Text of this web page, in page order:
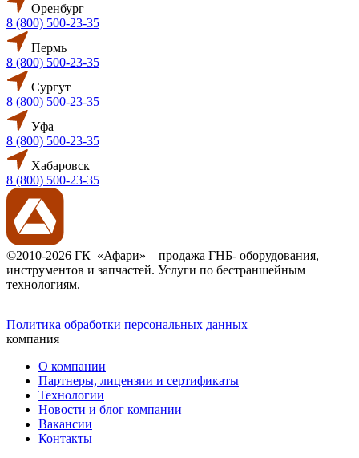
Оренбург
8 (800) 500-23-35
Пермь
8 (800) 500-23-35
Сургут
8 (800) 500-23-35
Уфа
8 (800) 500-23-35
Хабаровск
8 (800) 500-23-35
©2010-2026 ГК «Афари» – продажа ГНБ- оборудования,
инструментов и запчастей. Услуги по бестраншейным
технологиям.
Политика обработки персональных данных
компания
О компании
Партнеры, лицензии и сертификаты
Технологии
Новости и блог компании
Вакансии
Контакты